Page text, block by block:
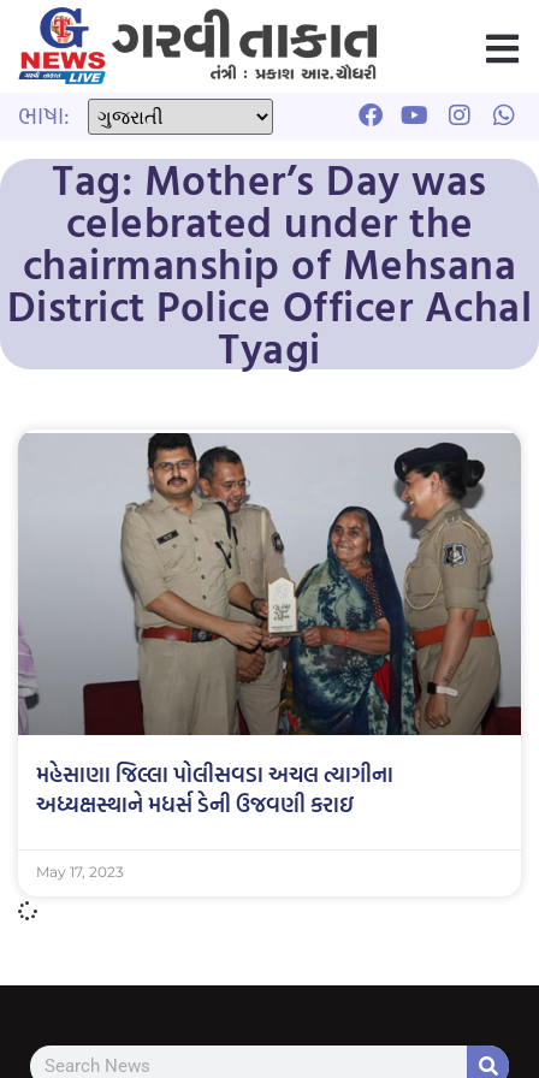
ભાષા:
Tag: Mother’s Day was
celebrated under the
chairmanship of Mehsana
District Police Officer Achal
Tyagi
મહેસાણા જિલ્લા પોલીસવડા અચલ ત્યાગીના
અધ્યક્ષસ્થાને મધર્સ ડેની ઉજવણી કરાઇ
May 17, 2023